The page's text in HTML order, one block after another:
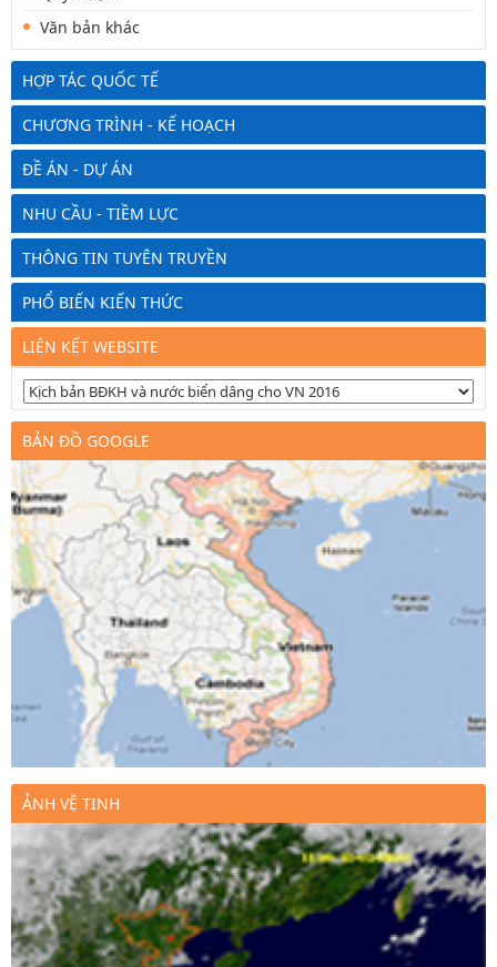
Văn bản khác
HỢP TÁC QUỐC TẾ
CHƯƠNG TRÌNH - KẾ HOẠCH
ĐỀ ÁN - DỰ ÁN
NHU CẦU - TIỀM LỰC
THÔNG TIN TUYÊN TRUYỀN
PHỔ BIẾN KIẾN THỨC
LIÊN KẾT WEBSITE
BẢN ĐỒ GOOGLE
ẢNH VỆ TINH